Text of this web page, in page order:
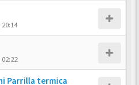
20:14
02:22
Parrilla termica